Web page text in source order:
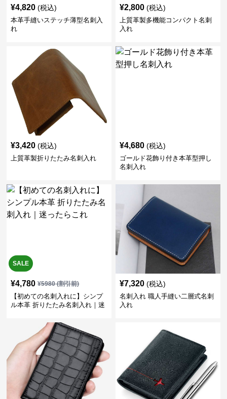
¥4,820 (税込)
本革手縫いステッチ薄型名刺入
れ
¥2,800 (税込)
上質革製多機能コンパクト名刺
入れ
¥3,420 (税込)
上質革製折りたたみ名刺入れ
¥4,680 (税込)
ゴールド花飾り付き本革型押し
名刺入れ
SALE
¥4,780 ¥5980(割引前)
【初めての名刺入れに】シンプ
ル本革 折りたたみ名刺入れ｜迷
¥7,320 (税込)
名刺入れ 職人手縫い二層式名刺
入れ